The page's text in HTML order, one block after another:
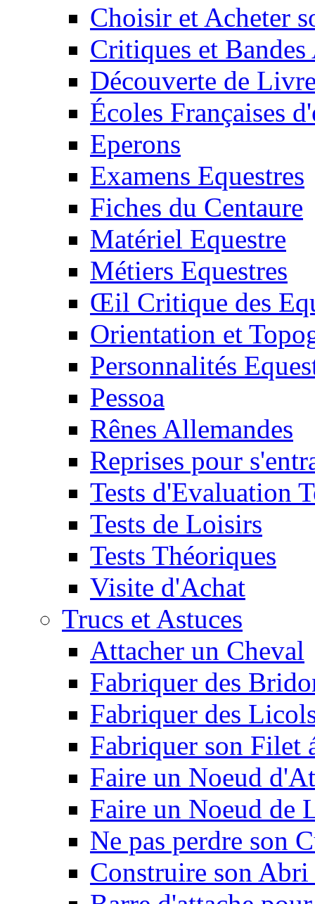
Choisir et Acheter
Critiques et
Découverte de
Écoles Françaises
Eperons
Examens Equestres
Fiches du Centaure
Matériel Equestre
Métiers Equestres
Œil Critique des
Orientation et
Personnalités
Pessoa
Rênes Allemandes
Reprises pour
Tests d'Evaluation
Tests de Loisirs
Tests Théoriques
Visite d'Achat
Trucs et Astuces
Attacher un Cheval
Fabriquer des
Fabriquer des
Fabriquer son Filet
Faire un Noeud
Faire un Noeud de
Ne pas perdre son
Construire son